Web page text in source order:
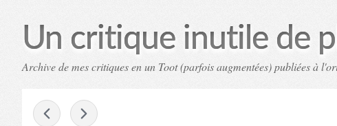
Un critique inutile de
Archive de mes critiques en un Toot (parfois augmentées) publiées à